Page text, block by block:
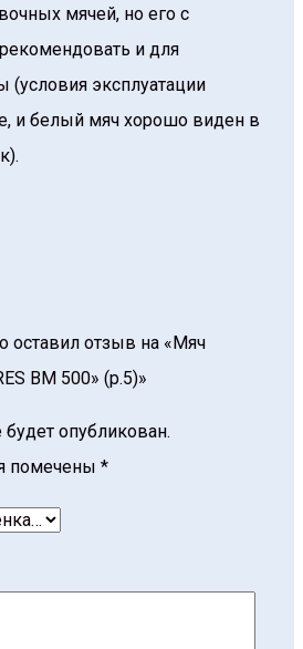
мячей, но его с
и для
(условия эксплуатации
и белый мяч хорошо виден в
оставил отзыв на «Мяч
BM 500» (р.5)»
опубликован.
помечены *